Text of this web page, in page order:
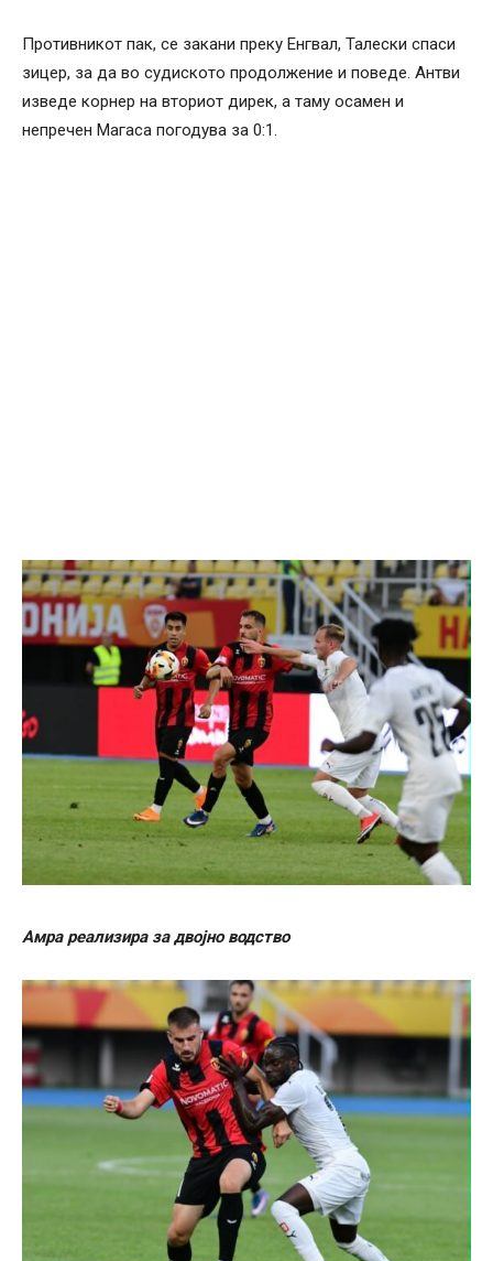
Противникот пак, се закани преку Енгвал, Талески спаси
зицер, за да во судиското продолжение и поведе. Антви
изведе корнер на вториот дирек, а таму осамен и
непречен Магаса погодува за 0:1.
Амра реализира за двојно водство